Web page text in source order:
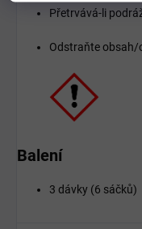
Přetrvává-li
Odstraňte obsah/
Balení
3 dávky (6 sáčků)